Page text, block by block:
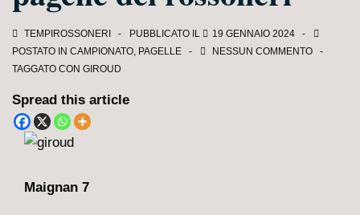
TEMPIROSSONERI PUBBLICATO IL
19 GENNAIO 2024
POSTATO IN CAMPIONATO, PAGELLE
NESSUN COMMENTO
TAGGATO CON GIROUD
Spread this article
Maignan 7